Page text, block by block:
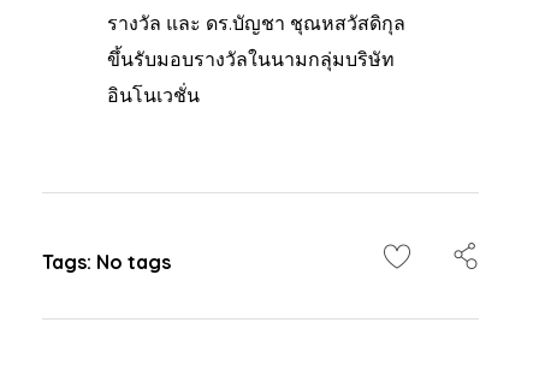
รางวัล และ ดร.บัญชา ชุณหสวัสดิกุล
ขึ้นรับมอบรางวัลในนามกลุ่มบริษัท
อินโนเวชั่น
Tags: No tags